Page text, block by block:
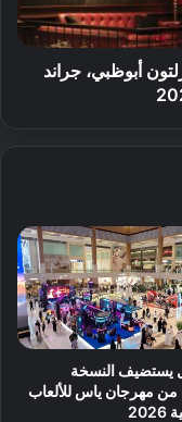
أبوظبي، جراند
يستضيف النسخة
من مهرجان ياس للألعاب